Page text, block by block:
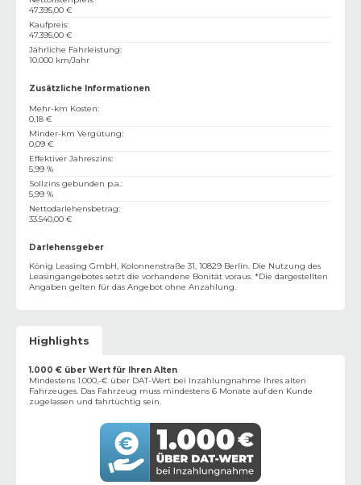
47.395,00 €
Kaufpreis:
47.395,00 €
Jährliche Fahrleistung:
10.000 km/Jahr
Zusätzliche Informationen
Mehr-km Kosten:
0,18 €
Minder-km Vergütung:
0,09 €
Effektiver Jahreszins:
5,99 %
Sollzins gebunden p.a.:
5,99 %
Nettodarlehensbetrag:
33.540,00 €
Darlehensgeber
König Leasing GmbH, Kolonnenstraße 31, 10829 Berlin. Die Nutzung des
Leasingangebotes setzt die vorhandene Bonität voraus. *Die dargestellten
Angaben gelten für das Angebot ohne Anzahlung.
Highlights
1.000 € über Wert für Ihren Alten
Mindestens 1.000,-€ über DAT-Wert bei Inzahlungnahme Ihres alten
Fahrzeuges. Das Fahrzeug muss mindestens 6 Monate auf den Kunde
zugelassen und fahrtüchtig sein.